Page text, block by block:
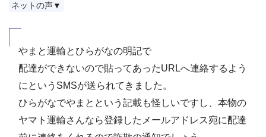
ネットの声▼
やまと運輸とひらがなの明記で
配達ができないので貼ってあったURLへ連絡するよう
にというSMSが送られてきました。
ひらがなでやまとという記載も怪しいですし、本物の
ヤマト運輸さんなら登録したメールアドレス宛に配達